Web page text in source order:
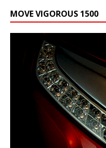
MOVE VIGOROUS 1500